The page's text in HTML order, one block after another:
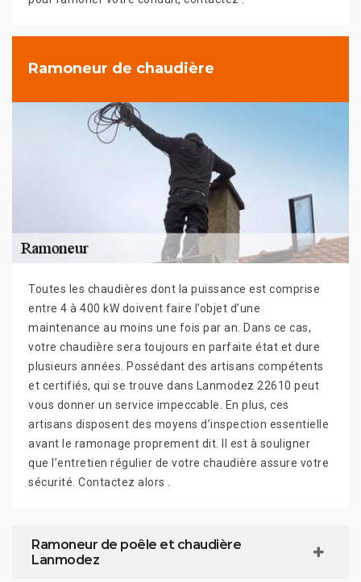
Ramoneur de chaudière
Toutes les chaudières dont la puissance est comprise
entre 4 à 400 kW doivent faire l’objet d’une
maintenance au moins une fois par an. Dans ce cas,
votre chaudière sera toujours en parfaite état et dure
plusieurs années. Possédant des artisans compétents
et certifiés, qui se trouve dans Lanmodez 22610 peut
vous donner un service impeccable. En plus, ces
artisans disposent des moyens d’inspection essentielle
avant le ramonage proprement dit. Il est à souligner
que l’entretien régulier de votre chaudière assure votre
sécurité. Contactez alors .
Ramoneur de poêle et chaudière
Lanmodez